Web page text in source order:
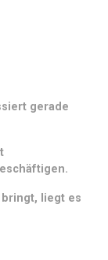
gerade
liegt es